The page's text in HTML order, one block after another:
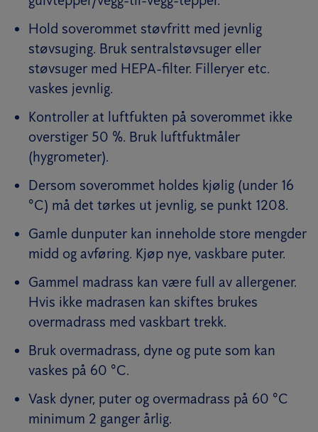
Hold soverommet støvfritt med jevnlig
støvsuging. Bruk sentralstøvsuger eller
støvsuger med HEPA-filter. Filleryer etc.
vaskes jevnlig.
Kontroller at luftfukten på soverommet ikke
overstiger 50 %. Bruk luftfuktmåler
(hygrometer).
Dersom soverommet holdes kjølig (under 16
°C) må det tørkes ut jevnlig, se punkt 1208.
Gamle dunputer kan inneholde store mengder
midd og avføring. Kjøp nye, vaskbare puter.
Gammel madrass kan være full av allergener.
Hvis ikke madrasen kan skiftes brukes
overmadrass med vaskbart trekk.
Bruk overmadrass, dyne og pute som kan
vaskes på 60 °C.
Vask dyner, puter og overmadrass på 60 °C
minimum 2 ganger årlig.